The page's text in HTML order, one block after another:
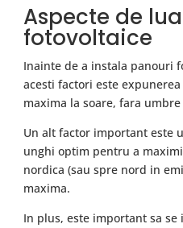
Aspecte de
fotovoltaice
Inainte de a instala panouri
acesti factori este
maxima la soare, fara
Un alt factor important este
unghi optim pentru a
nordica (sau spre nord in
maxima.
In plus, este important sa